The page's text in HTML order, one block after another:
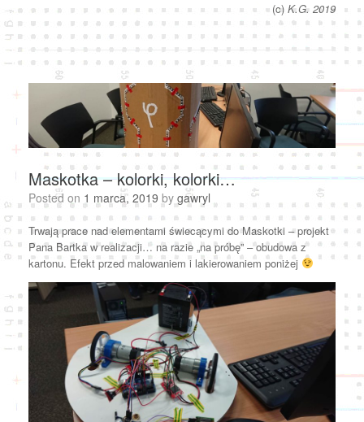
(c) K.G. 2019
Maskotka – kolorki, kolorki…
Posted on 1 marca, 2019 by gawryl
Trwają prace nad elementami świecącymi do Maskotki – projekt
Pana Bartka w realizacji… na razie „na próbę” – obudowa z
kartonu. Efekt przed malowaniem i lakierowaniem poniżej